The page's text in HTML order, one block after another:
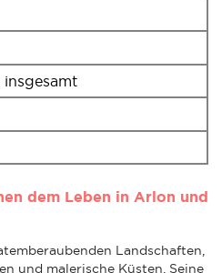
insgesamt
dem Leben in Arlon und
Landschaften,
und malerische Küsten. Seine